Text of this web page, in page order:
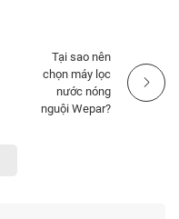
Tại sao nên
chọn máy lọc
nước nóng
nguội Wepar?